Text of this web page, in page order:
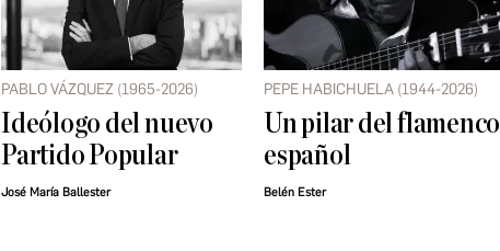
PABLO VÁZQUEZ (1965-2026)
Ideólogo del nuevo
Partido Popular
José María Ballester
PEPE HABICHUELA (1944-2026)
Un pilar del flamenco
español
Belén Ester